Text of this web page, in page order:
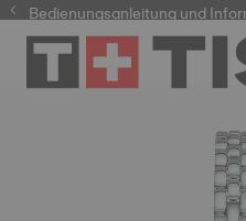
Bedienungsanleitung und